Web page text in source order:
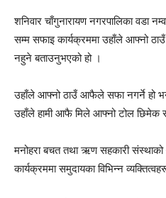
शनिवार चाँगुनारायण नगरपालिका वडा
सम्म सफाइ कार्यक्रममा उहाँले आफ्नो
नहुने बताउनुभएको हो ।
उहाँले आफ्नो ठाउँ आफैले सफा नगर्ने हो
उहाँले हामी आफै मिले आफ्नो टोल छिमेक
मनोहरा बचत तथा ऋण सहकारी
कार्यक्रममा समुदायका विभिन्न